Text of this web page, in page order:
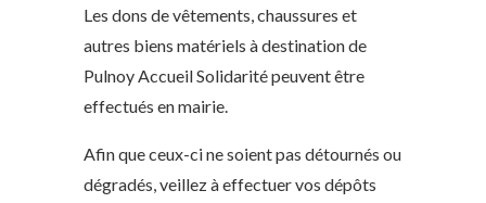
Les dons de vêtements, chaussures et
autres biens matériels à destination de
Pulnoy Accueil Solidarité peuvent être
effectués en mairie.
Afin que ceux-ci ne soient pas détournés ou
dégradés, veillez à effectuer vos dépôts